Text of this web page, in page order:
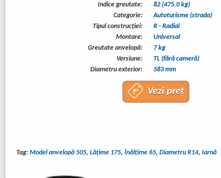
Indice greutate:
82 (475.0 kg)
Categorie:
Autoturisme (strada)
Tipul construcţiei:
R - Radial
Montare:
Universal
Greutate anvelopă:
7 kg
Versiune:
TL (fără cameră)
Diametru exterior:
583 mm
Vezi preț
Tag: Model anvelopă 505, Lăţime 175, Înălţime 65, Diametru R14, Iarnă